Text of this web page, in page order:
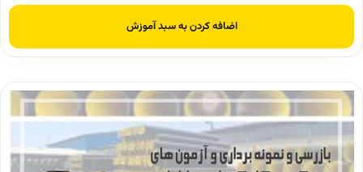
اضافه کردن به سبد آموزش